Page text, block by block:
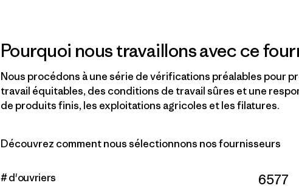
Pourquoi nous travaillons avec ce
Nous procédons à une série de vérifications préalables pour
travail équitables, des conditions de travail sûres et une
de produits finis, les exploitations agricoles et les filatures.
Découvrez comment nous sélectionnons nos fournisseurs
# d'ouvriers 6577